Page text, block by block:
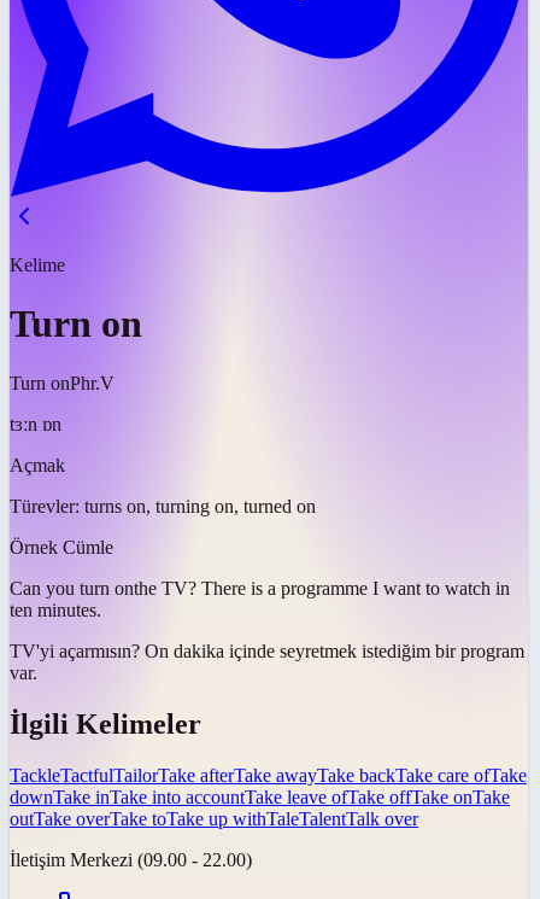
Kelime
Turn on
Turn onPhr.V
tɜːn ɒn
Açmak
Türevler: turns on, turning on, turned on
Örnek Cümle
Can you turn onthe TV? There is a programme I want to watch in
ten minutes.
TV'yi açarmısın? On dakika içinde seyretmek istediğim bir program
var.
İlgili Kelimeler
TackleTactfulTailorTake afterTake awayTake backTake care ofTake
downTake inTake into accountTake leave ofTake offTake onTake
outTake overTake toTake up withTaleTalentTalk over
İletişim Merkezi (09.00 - 22.00)